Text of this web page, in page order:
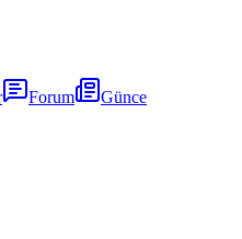
Forum
Günce